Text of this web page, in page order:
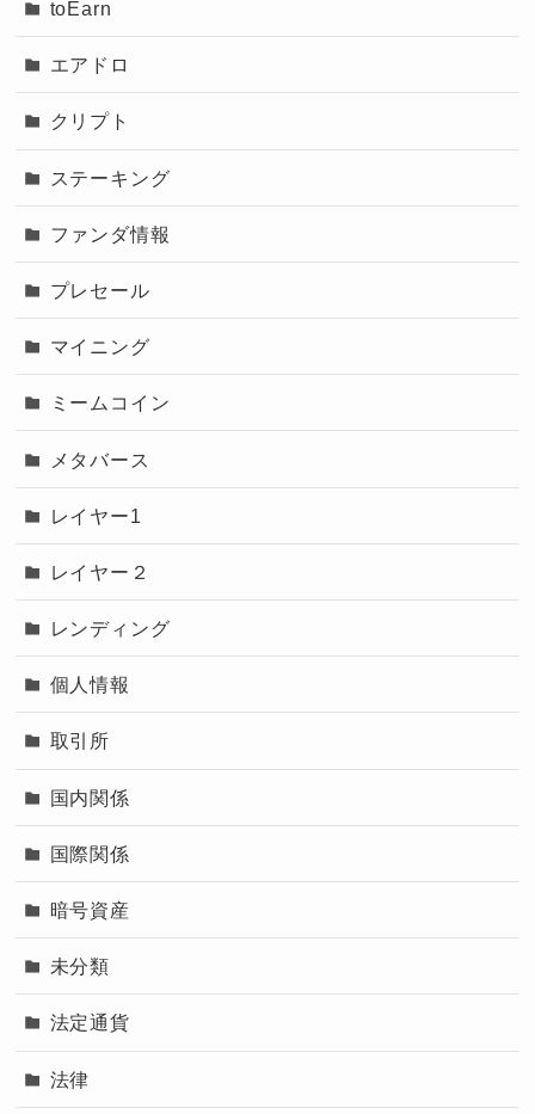
toEarn
エアドロ
クリプト
ステーキング
ファンダ情報
プレセール
マイニング
ミームコイン
メタバース
レイヤー1
レイヤー２
レンディング
個人情報
取引所
国内関係
国際関係
暗号資産
未分類
法定通貨
法律